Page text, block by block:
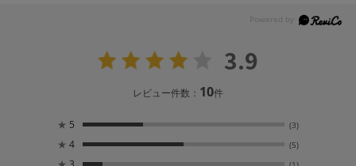
3.9
レビュー件数： 10件
★ 5 (3)
★ 4 (5)